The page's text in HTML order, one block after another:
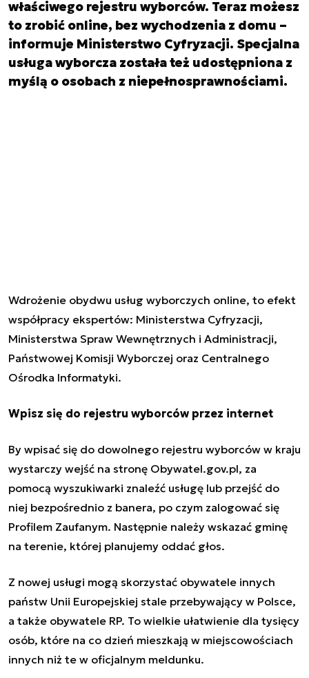
właściwego rejestru wyborców. Teraz możesz
to zrobić online, bez wychodzenia z domu –
informuje Ministerstwo Cyfryzacji. Specjalna
usługa wyborcza została też udostępniona z
myślą o osobach z niepełnosprawnościami.
Wdrożenie obydwu usług wyborczych online, to efekt
współpracy ekspertów: Ministerstwa Cyfryzacji,
Ministerstwa Spraw Wewnętrznych i Administracji,
Państwowej Komisji Wyborczej oraz Centralnego
Ośrodka Informatyki.
Wpisz się do rejestru wyborców przez internet
By wpisać się do dowolnego rejestru wyborców w kraju
wystarczy wejść na stronę Obywatel.gov.pl, za
pomocą wyszukiwarki znaleźć usługę lub przejść do
niej bezpośrednio z banera, po czym zalogować się
Profilem Zaufanym. Następnie należy wskazać gminę
na terenie, której planujemy oddać głos.
Z nowej usługi mogą skorzystać obywatele innych
państw Unii Europejskiej stale przebywający w Polsce,
a także obywatele RP. To wielkie ułatwienie dla tysięcy
osób, które na co dzień mieszkają w miejscowościach
innych niż te w oficjalnym meldunku.